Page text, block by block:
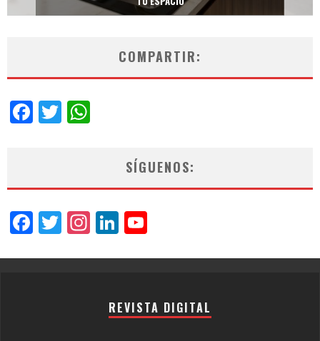
COMPARTIR:
Facebook
Twitter
SÍGUENOS:
Facebook
Twitter
Instagram
LinkedIn
REVISTA DIGITAL